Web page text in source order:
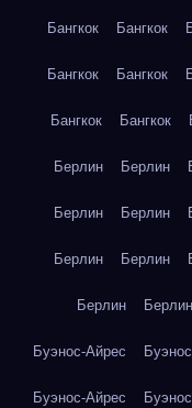
Бангкок Бангкок
Бангкок Бангкок
Бангкок Бангкок
Берлин Берлин
Берлин Берлин
Берлин Берлин
Берлин Берлин
Буэнос-Айрес
Буэнос-Айрес